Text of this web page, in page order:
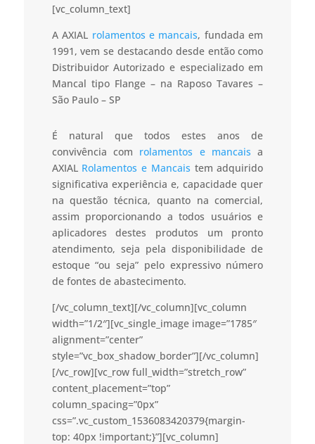
[vc_column_text]
A AXIAL rolamentos e mancais, fundada em
1991, vem se destacando desde então como
Distribuidor Autorizado e especializado em
Mancal tipo Flange – na Raposo Tavares –
São Paulo – SP
É natural que todos estes anos de
convivência com rolamentos e mancais a
AXIAL Rolamentos e Mancais tem adquirido
significativa experiência e, capacidade quer
na questão técnica, quanto na comercial,
assim proporcionando a todos usuários e
aplicadores destes produtos um pronto
atendimento, seja pela disponibilidade de
estoque “ou seja” pelo expressivo número
de fontes de abastecimento.
[/vc_column_text][/vc_column][vc_column
width=”1/2″][vc_single_image image=”1785″
alignment=”center”
style=”vc_box_shadow_border”][/vc_column]
[/vc_row][vc_row full_width=”stretch_row”
content_placement=”top”
column_spacing=”0px”
css=”.vc_custom_1536083420379{margin-
top: 40px !important;}”][vc_column]